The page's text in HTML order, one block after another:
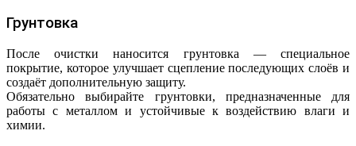
Грунтовка
После очистки наносится грунтовка — специальное
покрытие, которое улучшает сцепление последующих слоёв и
создаёт дополнительную защиту.
Обязательно выбирайте грунтовки, предназначенные для
работы с металлом и устойчивые к воздействию влаги и
химии.